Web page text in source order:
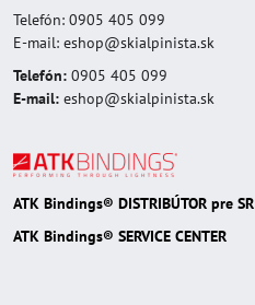
Telefón: 0905 405 099
E-mail: eshop@skialpinista.sk
Telefón: 0905 405 099
E-mail: eshop@skialpinista.sk
ATK Bindings® DISTRIBÚTOR pre SR
ATK Bindings® SERVICE CENTER